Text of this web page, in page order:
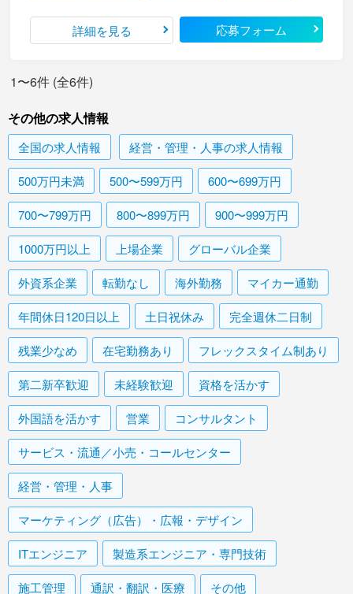
詳細を見る 応募フォーム
1〜6件 (全6件)
その他の求人情報
全国の求人情報 経営・管理・人事の求人情報
500万円未満 500〜599万円 600〜699万円
700〜799万円 800〜899万円 900〜999万円
1000万円以上 上場企業 グローバル企業
外資系企業 転勤なし 海外勤務 マイカー通勤
年間休日120日以上 土日祝休み 完全週休二日制
残業少なめ 在宅勤務あり フレックスタイム制あり
第二新卒歓迎 未経験歓迎 資格を活かす
外国語を活かす 営業 コンサルタント
サービス・流通／小売・コールセンター
経営・管理・人事
マーケティング（広告）・広報・デザイン
ITエンジニア 製造系エンジニア・専門技術
施工管理 通訳・翻訳・医療 その他